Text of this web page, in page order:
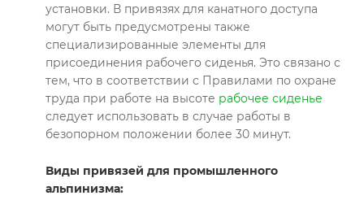
установки. В привязях для канатного доступа
могут быть предусмотрены также
специализированные элементы для
присоединения рабочего сиденья. Это связано с
тем, что в соответствии с Правилами по охране
труда при работе на высоте рабочее сиденье
следует использовать в случае работы в
безопорном положении более 30 минут.
Виды привязей для промышленного
альпинизма: